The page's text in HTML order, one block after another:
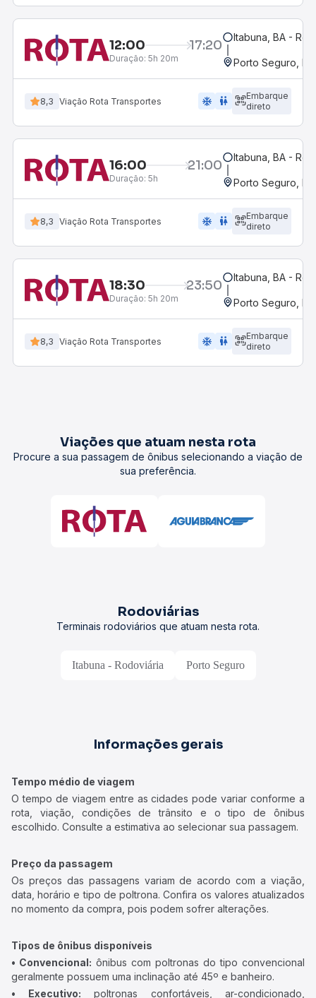
12:00 17:20
Duração: 5h 20m
Itabuna, BA -
Porto Seguro, BA
8,3 Viação Rota Transportes ac_unit wc
Embarque
direto
16:00 21:00
Duração: 5h
Itabuna, BA -
Porto Seguro, BA
8,3 Viação Rota Transportes ac_unit wc
Embarque
direto
18:30 23:50
Duração: 5h 20m
Itabuna, BA -
Porto Seguro, BA
8,3 Viação Rota Transportes ac_unit wc
Embarque
direto
Viações que atuam nesta rota
Procure a sua passagem de ônibus selecionando a viação de
sua preferência.
Rodoviárias
Terminais rodoviários que atuam nesta rota.
Itabuna - Rodoviária Porto Seguro
Informações gerais
Tempo médio de viagem
O tempo de viagem entre as cidades pode variar conforme a
rota, viação, condições de trânsito e o tipo de ônibus
escolhido. Consulte a estimativa ao selecionar sua passagem.
Preço da passagem
Os preços das passagens variam de acordo com a viação,
data, horário e tipo de poltrona. Confira os valores atualizados
no momento da compra, pois podem sofrer alterações.
Tipos de ônibus disponíveis
• Convencional: ônibus com poltronas do tipo convencional
geralmente possuem uma inclinação até 45º e banheiro.
• Executivo: poltronas confortáveis, ar-condicionado,